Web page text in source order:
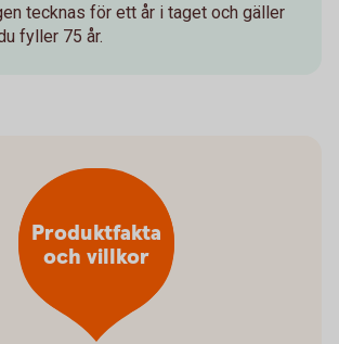
tecknas för ett år i taget och gäller
fyller 75 år.
Produktfakta
och villkor